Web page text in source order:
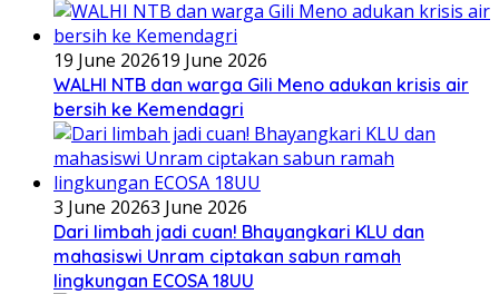
19 June 202619 June 2026
WALHI NTB dan warga Gili Meno adukan krisis air
bersih ke Kemendagri
3 June 20263 June 2026
Dari limbah jadi cuan! Bhayangkari KLU dan
mahasiswi Unram ciptakan sabun ramah
lingkungan ECOSA 18UU